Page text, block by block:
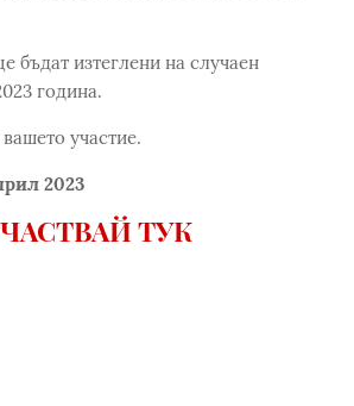
изтеглени на случаен
година.
участие.
2023
ТУК